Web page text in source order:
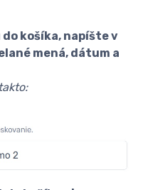
košíka, napíšte v
mená, dátum a